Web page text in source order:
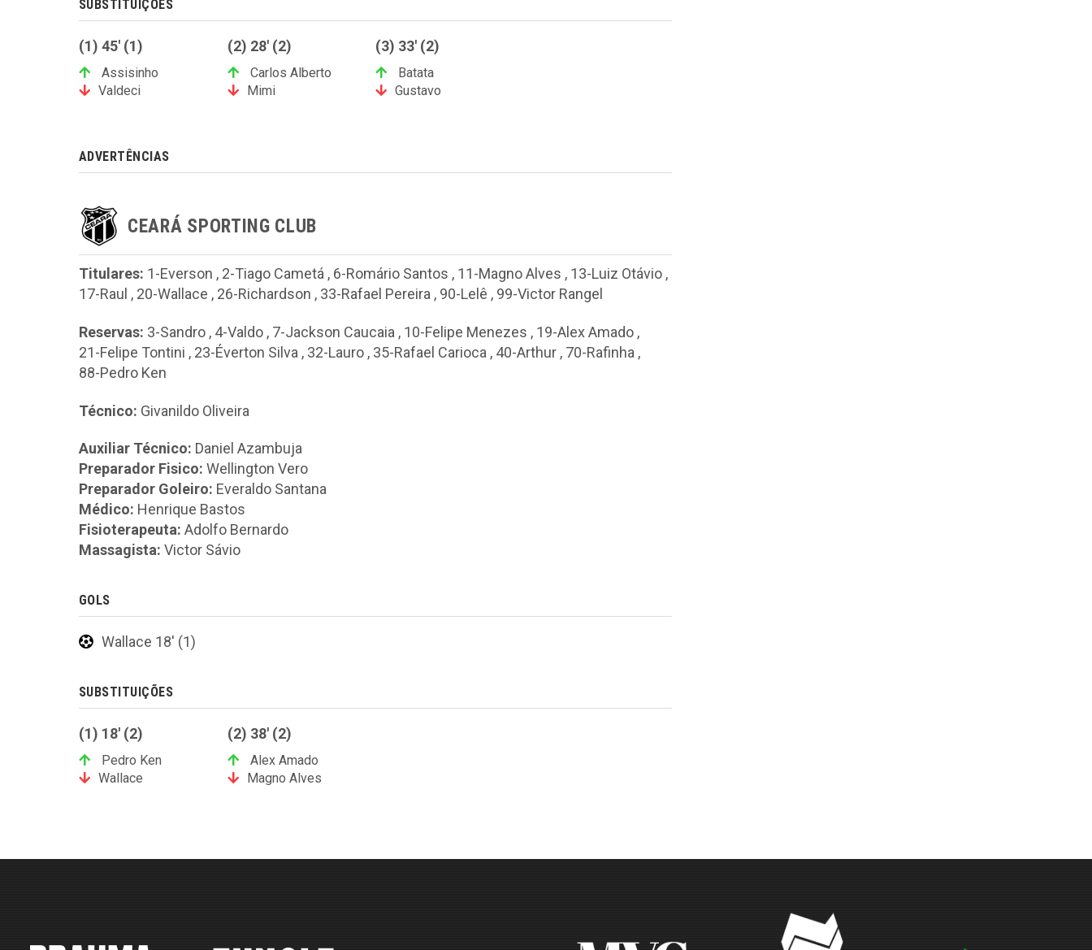
SUBSTITUIÇÕES
(1) 45' (1)
Assisinho
Valdeci
(2) 28' (2)
Carlos Alberto
Mimi
(3) 33' (2)
Batata
Gustavo
ADVERTÊNCIAS
CEARÁ SPORTING CLUB
Titulares: 1-Everson , 2-Tiago Cametá , 6-Romário Santos , 11-Magno Alves , 13-Luiz Otávio ,
17-Raul , 20-Wallace , 26-Richardson , 33-Rafael Pereira , 90-Lelê , 99-Victor Rangel
Reservas: 3-Sandro , 4-Valdo , 7-Jackson Caucaia , 10-Felipe Menezes , 19-Alex Amado ,
21-Felipe Tontini , 23-Éverton Silva , 32-Lauro , 35-Rafael Carioca , 40-Arthur , 70-Rafinha ,
88-Pedro Ken
Técnico: Givanildo Oliveira
Auxiliar Técnico: Daniel Azambuja
Preparador Fisico: Wellington Vero
Preparador Goleiro: Everaldo Santana
Médico: Henrique Bastos
Fisioterapeuta: Adolfo Bernardo
Massagista: Victor Sávio
GOLS
Wallace 18' (1)
SUBSTITUIÇÕES
(1) 18' (2)
Pedro Ken
Wallace
(2) 38' (2)
Alex Amado
Magno Alves